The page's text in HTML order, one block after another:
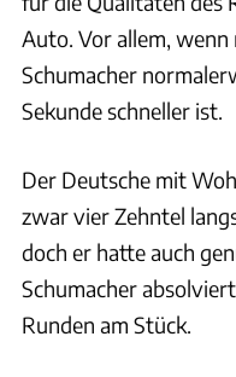
Auto. Vor allem,
Schumacher
Sekunde schneller ist.
Der Deutsche mit
zwar vier Zehntel
doch er hatte auch
Schumacher
Runden am Stück.